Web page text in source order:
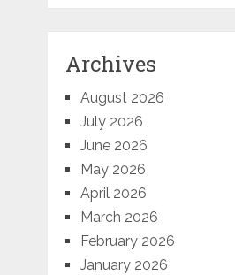
Archives
August 2026
July 2026
June 2026
May 2026
April 2026
March 2026
February 2026
January 2026